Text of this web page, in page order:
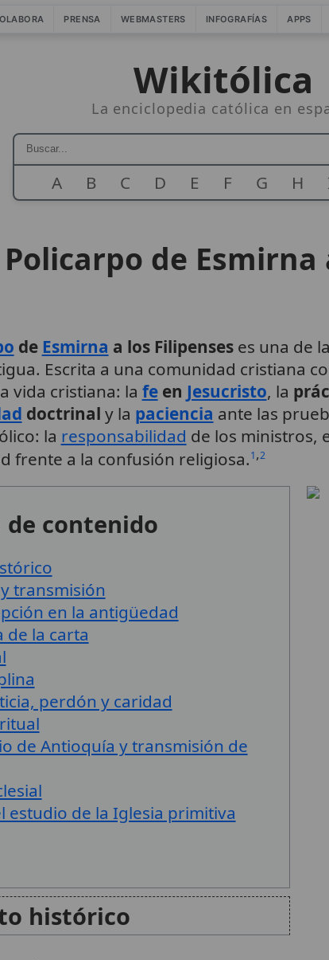
PRENSA WEBMASTERS INFOGRAFÍAS APPS
Wikitólica
La enciclopedia católica en
A B C D E F G H
de Esmirna
de Esmirna a los Filipenseses una de
Escrita a una comunidad cristiana
vida cristiana: la feen Jesucristo, la
doctrinal y la paciencia ante las
la responsabilidad de los ministros,
frente a la confusión religiosa.1,2
de contenido
transmisión
en la antigüedad
de la carta
perdón y caridad
de Antioquía y transmisión de
estudio de la Iglesia primitiva
histórico